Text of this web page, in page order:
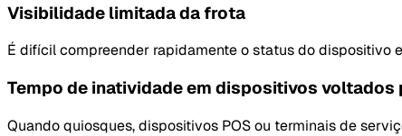
Visibilidade limitada da frota
É difícil compreender rapidamente o status do dispositivo
Tempo de inatividade em dispositivos voltados
Quando quiosques, dispositivos POS ou terminais de